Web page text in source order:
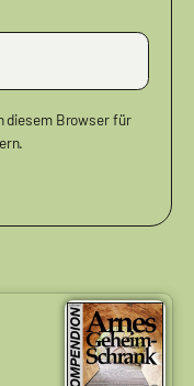
diesem Browser für